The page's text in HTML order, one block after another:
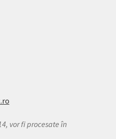
vor fi procesate în